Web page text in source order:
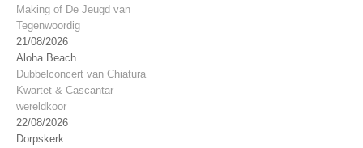
Making of De Jeugd van
Tegenwoordig
21/08/2026
Aloha Beach
Dubbelconcert van Chiatura
Kwartet & Cascantar
wereldkoor
22/08/2026
Dorpskerk